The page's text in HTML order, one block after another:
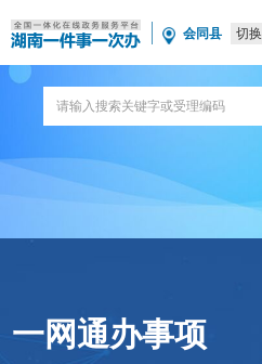
会同县 切换
一网通办事项